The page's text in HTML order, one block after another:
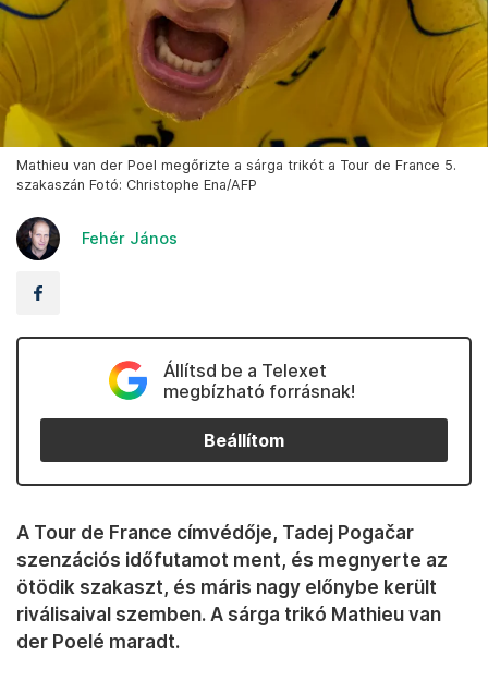
Mathieu van der Poel megőrizte a sárga trikót a Tour de France 5.
szakaszán Fotó: Christophe Ena/AFP
Fehér János
Állítsd be a Telexet
megbízható forrásnak!
Beállítom
A Tour de France címvédője, Tadej Pogačar
szenzációs időfutamot ment, és megnyerte az
ötödik szakaszt, és máris nagy előnybe került
riválisaival szemben. A sárga trikó Mathieu van
der Poelé maradt.